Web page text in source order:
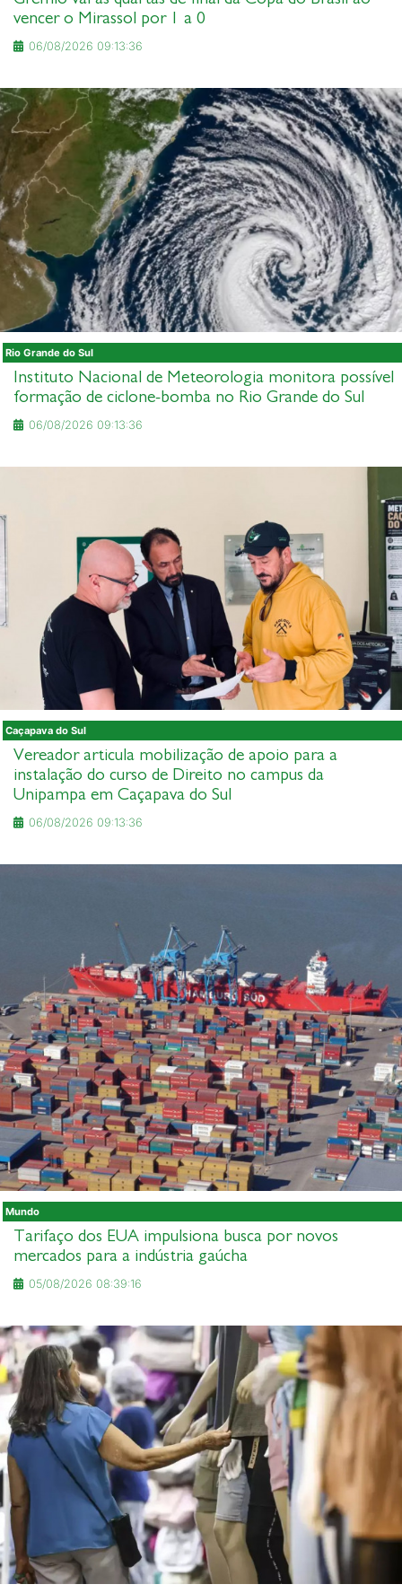
vencer o Mirassol por 1 a 0
06/08/2026 09:13:36
Rio Grande do Sul
Instituto Nacional de Meteorologia monitora possível
formação de ciclone-bomba no Rio Grande do Sul
06/08/2026 09:13:36
Caçapava do Sul
Vereador articula mobilização de apoio para a
instalação do curso de Direito no campus da
Unipampa em Caçapava do Sul
06/08/2026 09:13:36
Mundo
Tarifaço dos EUA impulsiona busca por novos
mercados para a indústria gaúcha
05/08/2026 08:39:16